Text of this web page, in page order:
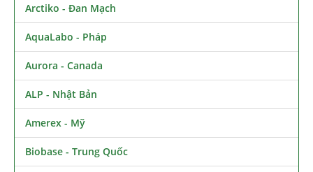
Arctiko - Đan Mạch
AquaLabo - Pháp
Aurora - Canada
ALP - Nhật Bản
Amerex - Mỹ
Biobase - Trung Quốc